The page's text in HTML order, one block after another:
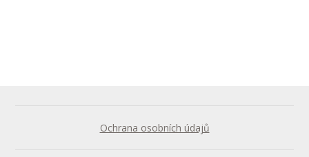
Ochrana osobních údajů